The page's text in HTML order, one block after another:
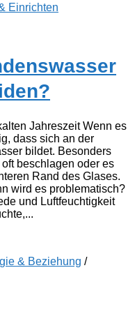
Einrichten
Jahreszeit Wenn es
dass sich an der
bildet. Besonders
beschlagen oder es
Rand des Glases.
wird es problematisch?
und Luftfeuchtigkeit
& Beziehung /